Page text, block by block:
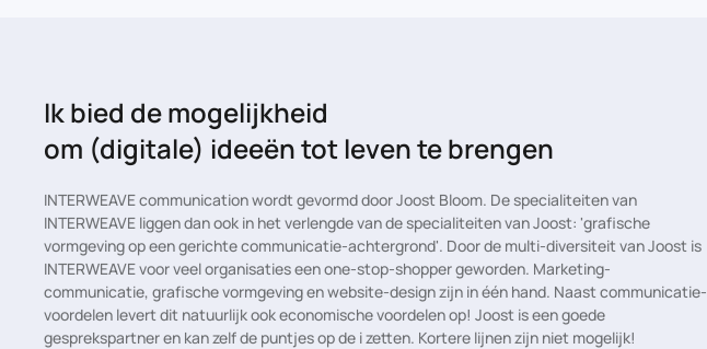
Ik bied de mogelijkheid
om (digitale) ideeën tot leven te brengen
INTERWEAVE communication wordt gevormd door Joost Bloom. De specialiteiten van
INTERWEAVE liggen dan ook in het verlengde van de specialiteiten van Joost: 'grafische
vormgeving op een gerichte communicatie-achtergrond'. Door de multi-diversiteit van Joost is
INTERWEAVE voor veel organisaties een one-stop-shopper geworden. Marketing-
communicatie, grafische vormgeving en website-design zijn in één hand. Naast communicatie-
voordelen levert dit natuurlijk ook economische voordelen op! Joost is een goede
gesprekspartner en kan zelf de puntjes op de i zetten. Kortere lijnen zijn niet mogelijk!